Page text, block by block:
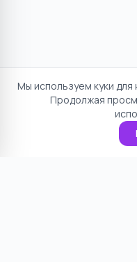
Мы используем куки для
Продолжая